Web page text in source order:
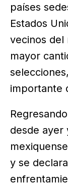
países
Estados
vecinos del
mayor
importante
desde ayer
y se